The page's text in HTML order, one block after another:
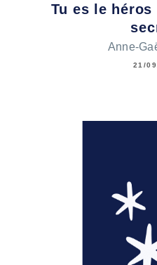
Tu es le
Anne-
21/